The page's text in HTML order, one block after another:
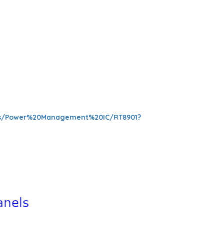
RT8901?